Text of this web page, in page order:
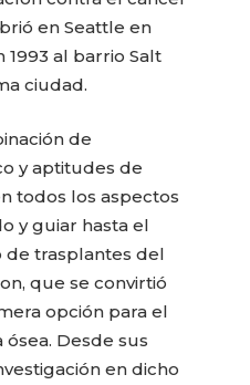
en Seattle en
1993 al barrio Salt
ciudad.
de
y aptitudes de
todos los aspectos
y guiar hasta el
de trasplantes del
que se convirtió
opción para el
Desde sus
en dicho